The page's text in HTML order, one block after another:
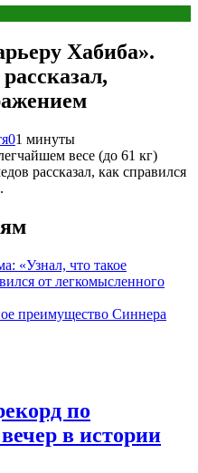
Хабиба».
01 минуты
весе (до 61 кг)
рассказал, как справился
«Узнал, что такое
от легкомысленного
преимущество Синнера
по
в истории